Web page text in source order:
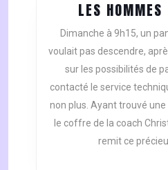
LES
Dimanche à 9h15, un
voulait pas descendre,
sur les possibilités de
contacté le service
non plus. Ayant trouvé
le coffre de la coach
remit ce